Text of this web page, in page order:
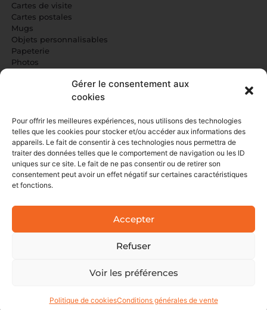
Gérer le consentement aux
cookies
Pour offrir les meilleures expériences, nous utilisons des technologies
telles que les cookies pour stocker et/ou accéder aux informations des
appareils. Le fait de consentir à ces technologies nous permettra de
traiter des données telles que le comportement de navigation ou les ID
uniques sur ce site. Le fait de ne pas consentir ou de retirer son
consentement peut avoir un effet négatif sur certaines caractéristiques
et fonctions.
Accepter
Refuser
Voir les préférences
Politique de cookiesConditions générales de vente
Cartes de visite
Cartes postales
Mugs
Objets personnalisables
Papeterie
Photos
NOS SERVICES
Informatique
Idées cadeaux
Impressions reliées
Événements familiaux
Photocopies/impressions
Communication professionnelle
Photocopie, impression ou scan ?
Le Poster Scientifique, comment le créer ?
t Keole.net –
Politique de confidentialité–CGV–Plan de site